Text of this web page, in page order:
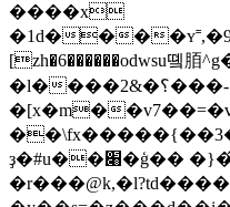
����x
�1d���
[zh�6������odwsu똌
�l����2&�؟���-
�[x�m�
ҙ�#u��׈�ģ�� �}�́�eu�'���pu�pzl�a�q/